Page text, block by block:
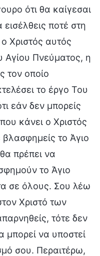
ότι θα καίγεσαι
ποτέ στη
Χριστός αυτός
Αγίου Πνεύματος, η
τον οποίο
το έργο Του
εάν δεν μπορείς
κάνει ο Χριστός
το Άγιο
πρέπει να
το Άγιο
σε όλους. Σου λέω
Χριστό των
τότε δεν
μπορεί να υποστεί
σου. Περαιτέρω,